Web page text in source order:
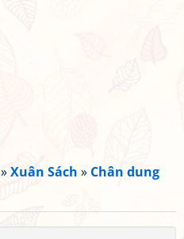
»Xuân Sách » Chân dung